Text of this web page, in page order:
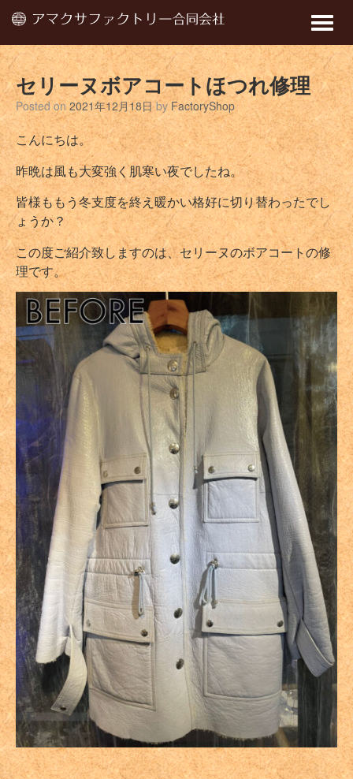
Toggle
セリーヌボアコートほつれ修理
Posted on 2021年12月18日 byFactoryShop
こんにちは。
昨晩は風も大変強く肌寒い夜でしたね。
皆様ももう冬支度を終え暖かい格好に切り替わったでし
ょうか？
この度ご紹介致しますのは、セリーヌのボアコートの修
理です。